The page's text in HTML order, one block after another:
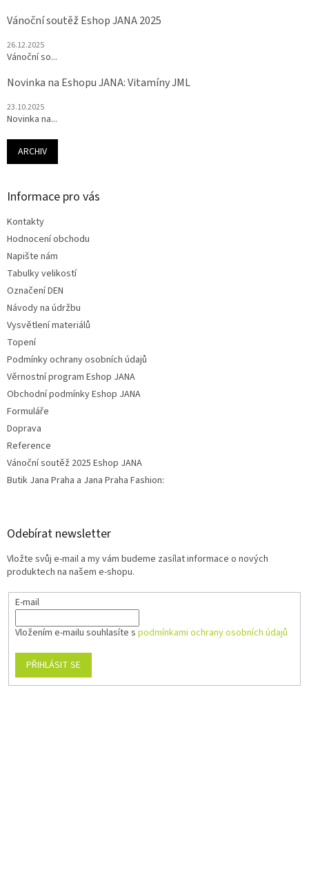
Vánoční soutěž Eshop JANA 2025
26.12.2025
Vánoční so...
Novinka na Eshopu JANA: Vitamíny JML
23.10.2025
Novinka na...
ARCHIV
Informace pro vás
Kontakty
Hodnocení obchodu
Napište nám
Tabulky velikostí
Označení DEN
Návody na údržbu
Vysvětlení materiálů
Topení
Podmínky ochrany osobních údajů
Věrnostní program Eshop JANA
Obchodní podmínky Eshop JANA
Formuláře
Doprava
Reference
Vánoční soutěž 2025 Eshop JANA
Butik Jana Praha a Jana Praha Fashion:
Odebírat newsletter
Vložte svůj e-mail a my vám budeme zasílat informace o nových
produktech na našem e-shopu.
E-mail
Vložením e-mailu souhlasíte s podmínkami ochrany osobních údajů
PŘIHLÁSIT SE